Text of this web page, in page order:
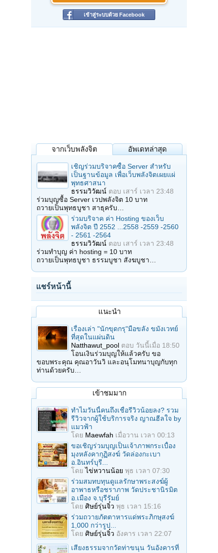
เข้าสู่ระบบด้วย Facebook
จากเว็บพลังจิต อัพเดทล่าสุด
เชิญร่วมบริจาคซื้อ Server สำหรับ
เป็นฐานข้อมูล เพื่อเว็บพลังจิตเผยแผ่
พุทธศาสนา
ธรรมวิวัฒน์ ตอบ เสาร์ เวลา 23:48
ร่วมบุญซื้อ Server เวปพลังจิต 10 บาท
ถวายเป็นพุทธบูชา สาธุครับ…
ร่วมบริจาค ค่า Hosting ของเว็บ
พลังจิต ปี 2552 ...2558 -2559 -2560
- 2561 -2564
ธรรมวิวัฒน์ ตอบ เสาร์ เวลา 23:48
ร่วมทำบุญ ค่า hosting = 10 บาท
ถวายเป็นพุทธบูชา ธรรมบูชา สังฆบูชา…
แชร์หน้านี้
แนะนำ
เรื่องเล่า "นักขุดกรุ"มือขลัง ขมังเวทย์
ที่สุดในแผ่นดิน
Natthawut_pool ตอบ วันนี้เมื่อ 18:50
โอนเงินร่วมบุญให้แล้วครับ ขอ
ขอบพระคุณ คุณอาวันวิ และอนุโมทนาบุญกับทุก
ท่านด้วยครับ…
เข้าชมมาก
ทำไมวันนี้คนถึงเชื่อรีวิวน้อยลง? รวม
รีวิวจากผู้ใช้บริการจริง ญาณฮีลใจ by
แมวฟ้า
โดย Maewfah เมื่อวาน เวลา 00:13
ขอเชิญร่วมบุญเป็นเจ้าภาพกระเบื้อง
มุงหลังคากุฏิสงฆ์ วัดล่องกะเบา
อ.อินทร์บุรี...
โดยไข่หวานน้อย พุธ เวลา 07:30
ร่วมสมทบทุนดูแลรักษาพระสงฆ์ผู้
อาพาธหรือชราภาพ วัดประชานิรมิต
อ.เมือง จ.บุรีรัมย์
โดย ศิษย์รุ่นจิ๋ว พุธ เวลา 15:16
ร่วมถวายภัตตาหารแด่พระภิกษุสงฆ์
1,000 กว่ารูป...
โดย ศิษย์รุ่นจิ๋ว อังคาร เวลา 22:07
เสียงธรรมจากวัดท่าขนุน วันอังคารที่